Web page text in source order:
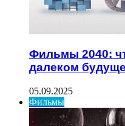
Фильмы 2040:
далеком
05.09.2025
Фильмы